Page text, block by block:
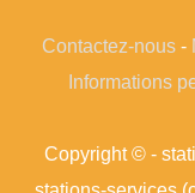
Contactez-nous-
Informations
Copyright © -